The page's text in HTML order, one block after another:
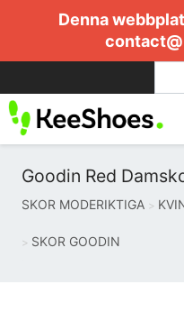
Denna
Goodin Red
SKOR MODERIKTIGA
SKOR GOODIN